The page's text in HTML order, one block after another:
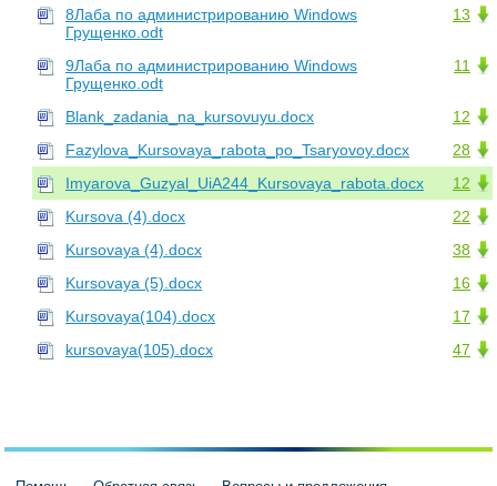
13
8Лаба по администрированию Windows
Грущенко.odt
11
9Лаба по администрированию Windows
Грущенко.odt
12
Blank_zadania_na_kursovuyu.docx
28
Fazylova_Kursovaya_rabota_po_Tsaryovoy.docx
12
Imyarova_Guzyal_UiA244_Kursovaya_rabota.docx
22
Kursova (4).docx
38
Kursovaya (4).docx
16
Kursovaya (5).docx
17
Kursovaya(104).docx
47
kursovaya(105).docx